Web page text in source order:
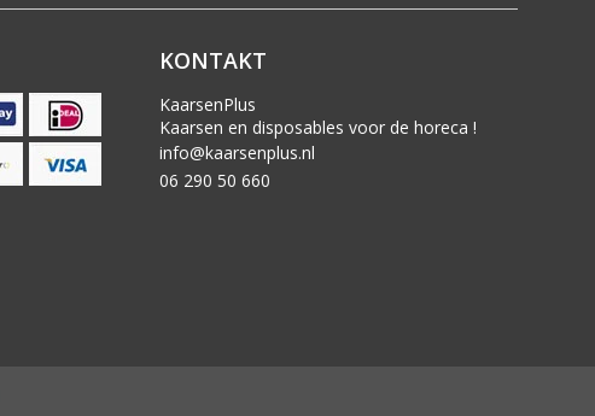
KONTAKT
KaarsenPlus
Kaarsen en disposables voor de horeca !
info@kaarsenplus.nl
06 290 50 660